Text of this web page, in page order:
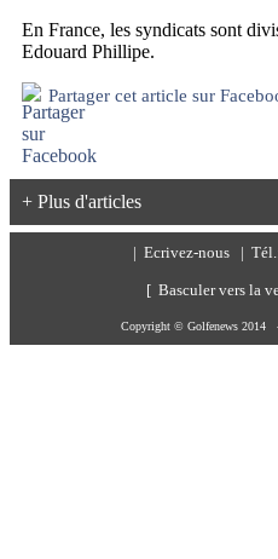
En France, les syndicats sont
Edouard Phillipe.
Partager cet article sur
+ Plus d'articles
Ecrivez-nous |
[ Basculer vers la
Copyright © Golfenews